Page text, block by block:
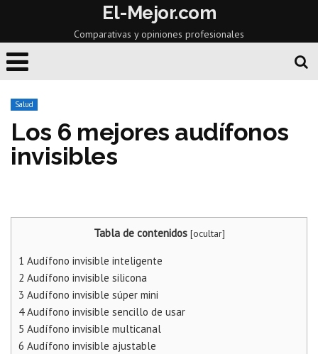
El-Mejor.com
Comparativas y opiniones profesionales
Salud
Los 6 mejores audífonos
invisibles
Tabla de contenidos [ocultar]
1 Audífono invisible inteligente
2 Audífono invisible silicona
3 Audífono invisible súper mini
4Audífono invisible sencillo de usar
5 Audífono invisible multicanal
6 Audífono invisible ajustable